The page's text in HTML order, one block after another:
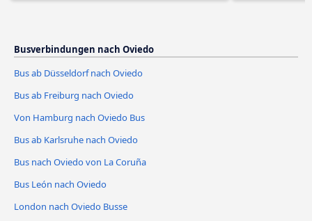
Busverbindungen nach Oviedo
Bus ab Düsseldorf nach Oviedo
Bus ab Freiburg nach Oviedo
Von Hamburg nach Oviedo Bus
Bus ab Karlsruhe nach Oviedo
Bus nach Oviedo von La Coruña
Bus León nach Oviedo
London nach Oviedo Busse